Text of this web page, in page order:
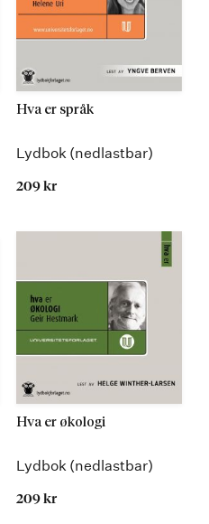
Hva er språk
Lydbok (nedlastbar)
209 kr
Hva er økologi
Lydbok (nedlastbar)
209 kr